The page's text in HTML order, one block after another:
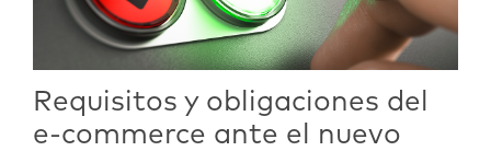
Requisitos y obligaciones del
e-commerce ante el nuevo